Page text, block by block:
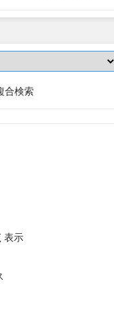
合検索
表示